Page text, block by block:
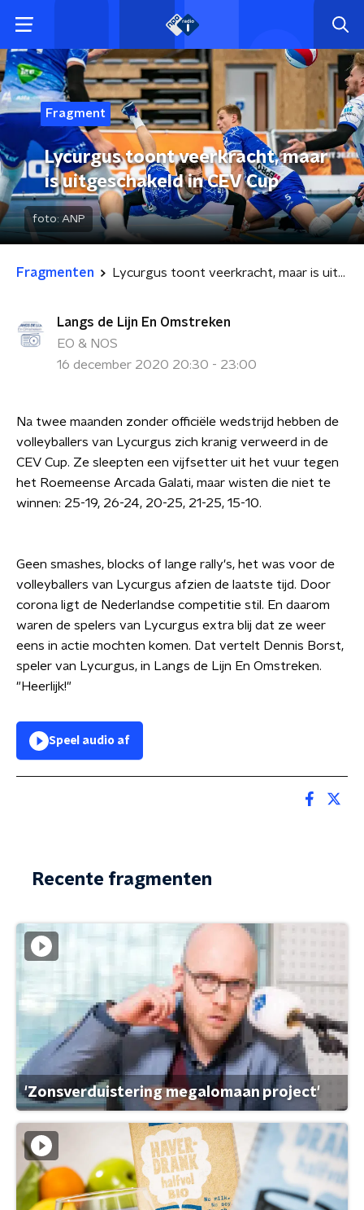
Fragment
Lycurgus toont veerkracht, maar
is uitgeschakeld in CEV Cup
foto: ANP
Fragmenten Lycurgus toont veerkracht, maar is uitgeschakeld in CEV Cup
Langs de Lijn En Omstreken
EO & NOS
16 december 2020 20:30 - 23:00
Na twee maanden zonder officiële wedstrijd hebben de
volleyballers van Lycurgus zich kranig verweerd in de
CEV Cup. Ze sleepten een vijfsetter uit het vuur tegen
het Roemeense Arcada Galati, maar wisten die niet te
winnen: 25-19, 26-24, 20-25, 21-25, 15-10.
Geen smashes, blocks of lange rally's, het was voor de
volleyballers van Lycurgus afzien de laatste tijd. Door
corona ligt de Nederlandse competitie stil. En daarom
waren de spelers van Lycurgus extra blij dat ze weer
eens in actie mochten komen. Dat vertelt Dennis Borst,
speler van Lycurgus, in Langs de Lijn En Omstreken.
"Heerlijk!"
Speel audio af
Recente fragmenten
'Zonsverduistering megalomaan project'